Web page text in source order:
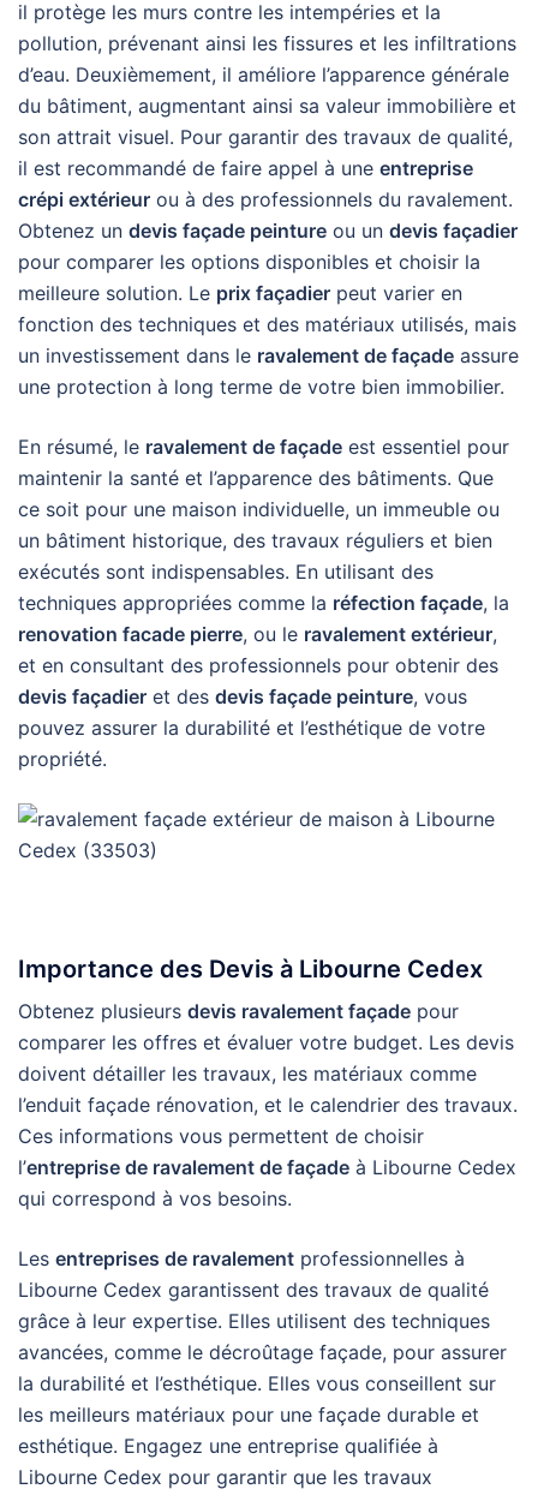
il protège les murs contre les intempéries et la
pollution, prévenant ainsi les fissures et les infiltrations
d’eau. Deuxièmement, il améliore l’apparence générale
du bâtiment, augmentant ainsi sa valeur immobilière et
son attrait visuel. Pour garantir des travaux de qualité,
il est recommandé de faire appel à une entreprise
crépi extérieur ou à des professionnels du ravalement.
Obtenez un devis façade peinture ou un devis façadier
pour comparer les options disponibles et choisir la
meilleure solution. Le prix façadier peut varier en
fonction des techniques et des matériaux utilisés, mais
un investissement dans le ravalement de façade assure
une protection à long terme de votre bien immobilier.
En résumé, le ravalement de façade est essentiel pour
maintenir la santé et l’apparence des bâtiments. Que
ce soit pour une maison individuelle, un immeuble ou
un bâtiment historique, des travaux réguliers et bien
exécutés sont indispensables. En utilisant des
techniques appropriées comme la réfection façade, la
renovation facade pierre, ou le ravalement extérieur,
et en consultant des professionnels pour obtenir des
devis façadier et des devis façade peinture, vous
pouvez assurer la durabilité et l’esthétique de votre
propriété.
Importance des Devis à Libourne Cedex
Obtenez plusieurs devis ravalement façade pour
comparer les offres et évaluer votre budget. Les devis
doivent détailler les travaux, les matériaux comme
l’enduit façade rénovation, et le calendrier des travaux.
Ces informations vous permettent de choisir
l’entreprise de ravalement de façade à Libourne Cedex
qui correspond à vos besoins.
Les entreprises de ravalement professionnelles à
Libourne Cedex garantissent des travaux de qualité
grâce à leur expertise. Elles utilisent des techniques
avancées, comme le décroûtage façade, pour assurer
la durabilité et l’esthétique. Elles vous conseillent sur
les meilleurs matériaux pour une façade durable et
esthétique. Engagez une entreprise qualifiée à
Libourne Cedex pour garantir que les travaux